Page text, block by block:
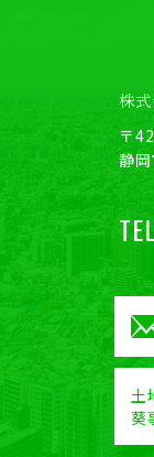
株
〒
静
土
葵